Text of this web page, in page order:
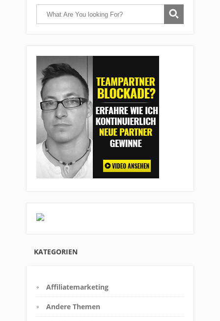
KATEGORIEN
Affiliatemarketing
Andere Themen